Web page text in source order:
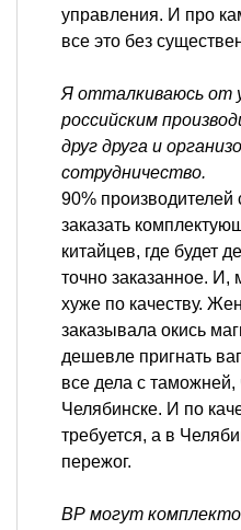
управления. И про
все это без
Я отталкиваюсь от
российским
друг друга и
сотрудничество.
90% производителей
заказать
китайцев, где будет
точно заказанное. И,
хуже по качеству.
заказывала окись
дешевле пригнать
все дела с таможней,
Челябинске. И по
требуется, а в
пережог.
ВР могут